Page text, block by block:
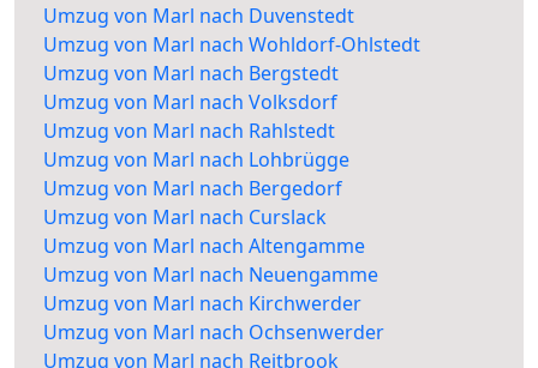
Umzug von Marl nach Duvenstedt
Umzug von Marl nach Wohldorf-Ohlstedt
Umzug von Marl nach Bergstedt
Umzug von Marl nach Volksdorf
Umzug von Marl nach Rahlstedt
Umzug von Marl nach Lohbrügge
Umzug von Marl nach Bergedorf
Umzug von Marl nach Curslack
Umzug von Marl nach Altengamme
Umzug von Marl nach Neuengamme
Umzug von Marl nach Kirchwerder
Umzug von Marl nach Ochsenwerder
Umzug von Marl nach Reitbrook